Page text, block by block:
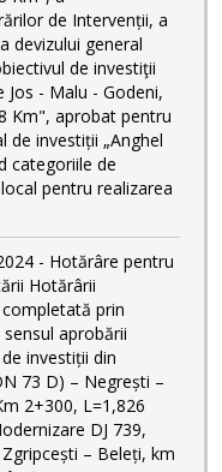
de Intervenții, a
devizului general
de investiţii
Jos - Malu - Godeni,
Km", aprobat pentru
de investiții „Anghel
categoriile de
pentru realizarea
- Hotărâre pentru
Hotărârii
prin
aprobării
investiții din
73 D) – Negrești –
2+300, L=1,826
DJ 739,
– Beleți, km